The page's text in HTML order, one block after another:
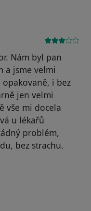
Nám byl pan
a jsme velmi
i bez
jen velmi
vše mi docela
u lékařů
problém,
bez strachu.